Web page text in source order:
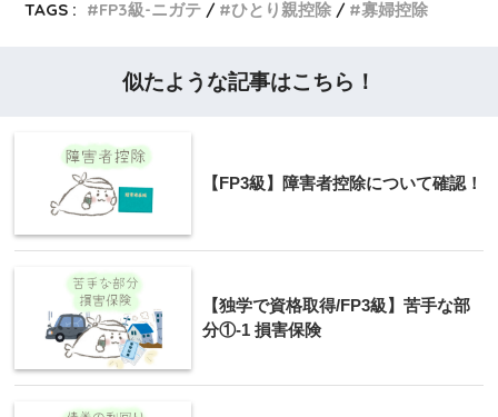
TAGS : FP3級-ニガテ ひとり親控除 寡婦控除
似たような記事はこちら！
【FP3級】障害者控除について確認！
【独学で資格取得/FP3級】苦手な部
分①-1 損害保険